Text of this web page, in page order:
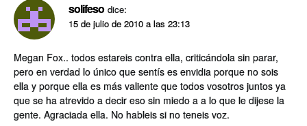
solifeso dice:
15 de julio de 2010 a las 23:13
Megan Fox.. todos estareis contra ella, criticándola sin parar,
pero en verdad lo único que sentí­s es envidia porque no sois
ella y porque ella es más valiente que todos vosotros juntos ya
que se ha atrevido a decir eso sin miedo a a lo que le dijese la
gente. Agraciada ella. No hableis si no teneis voz.